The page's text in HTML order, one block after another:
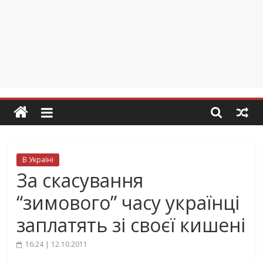
В Україні
За скасування
“зимового” часу українці
заплатять зі своєї кишені
16:24 | 12.10.2011